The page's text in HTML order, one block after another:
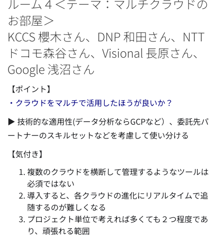
ルーム４＜テーマ：マルチクラウドの
お部屋＞
KCCS 櫻木さん、DNP 和田さん、NTT
ドコモ森谷さん、Visional 長原さん、
Google 浅沼さん
【ポイント】
・クラウドをマルチで活用したほうが良いか？
▶ 技術的な適用性(データ分析ならGCPなど）、委託先パ
ートナーのスキルセットなどを考慮して使い分ける
【気付き】
複数のクラウドを横断して管理するようなツールは
必須ではない
導入すると、各クラウドの進化にリアルタイムで追
随するのが難しくなる
プロジェクト単位で考えれば多くても２つ程度であ
り、頑張れる範囲